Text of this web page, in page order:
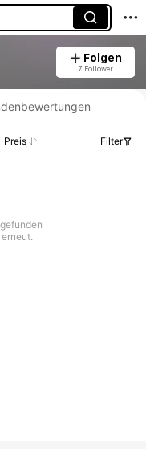
Folgen
7 Follower
Lagerbestandsdetails.
Preis Filter